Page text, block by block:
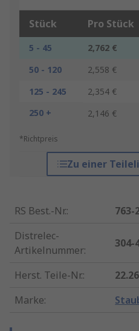
Stück Pro Stück
5 - 45 2,762 €
50 - 120
2,558 €
125 - 245
2,354 €
250 +
2,146 €
*Richtpreis
Zu einer
RS Best.-Nr.:
763-
Distrelec-
Artikelnummer:
304-
Herst. Teile-Nr.:
Marke: